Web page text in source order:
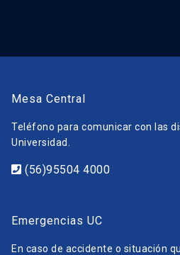
Mesa Central
Teléfono para comunicar con las
Universidad.
(56)95504 4000
Emergencias UC
En caso de accidente o situación